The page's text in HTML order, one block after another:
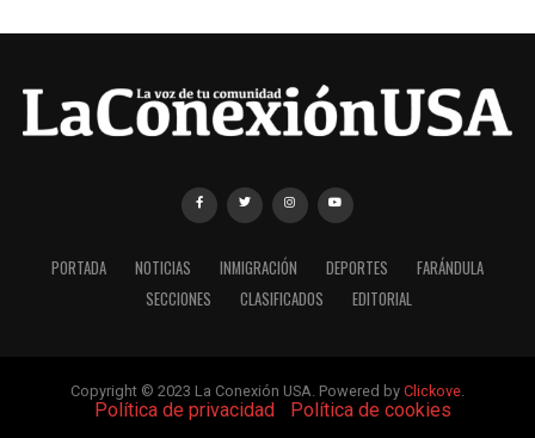
PORTADA NOTICIAS INMIGRACIÓN DEPORTES
FARÁNDULA
SECCIONES
CLASIFICADOS EDITORIAL
Copyright © 2023 La Conexión USA. Powered by Clickove.
Política de privacidad| Política de cookies